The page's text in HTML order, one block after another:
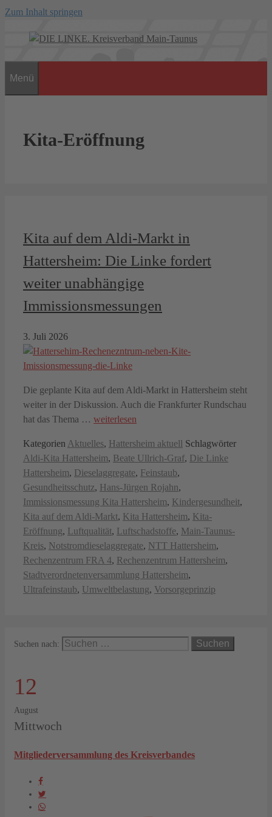
Zum Inhalt springen
Menü
Kita-Eröffnung
Kita auf dem Aldi-Markt in
Hattersheim: Die Linke fordert
weiter unabhängige
Immissionsmessungen
3. Juli 2026
Die geplante Kita auf dem Aldi-Markt in Hattersheim steht
weiter in der Diskussion. Auch die Frankfurter Rundschau
hat das Thema … weiterlesen
Kategorien Aktuelles, Hattersheim aktuell Schlagwörter
Aldi-Kita Hattersheim, Beate Ullrich-Graf, Die Linke
Hattersheim, Dieselaggregate, Feinstaub,
Gesundheitsschutz, Hans-Jürgen Rojahn,
Immissionsmessung Kita Hattersheim, Kindergesundheit,
Kita auf dem Aldi-Markt, Kita Hattersheim, Kita-
Eröffnung, Luftqualität, Luftschadstoffe, Main-Taunus-
Kreis, Notstromdieselaggregate, NTT Hattersheim,
Rechenzentrum FRA 4, Rechenzentrum Hattersheim,
Stadtverordnetenversammlung Hattersheim,
Ultrafeinstaub, Umweltbelastung, Vorsorgeprinzip
Suchen nach:
12
August
Mittwoch
Mitgliederversammlung des Kreisverbandes